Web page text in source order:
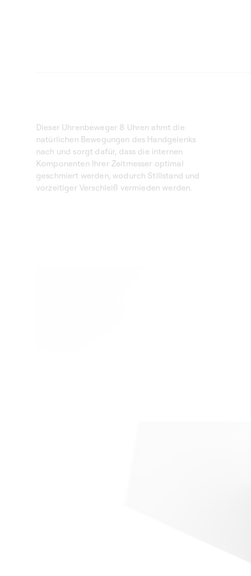
Dieser Uhrenbeweger 8 Uhren ahmt die
natürlichen Bewegungen des Handgelenks
nach und sorgt dafür, dass die internen
Komponenten Ihrer Zeitmesser optimal
geschmiert werden, wodurch Stillstand und
vorzeitiger Verschleiß vermieden werden.